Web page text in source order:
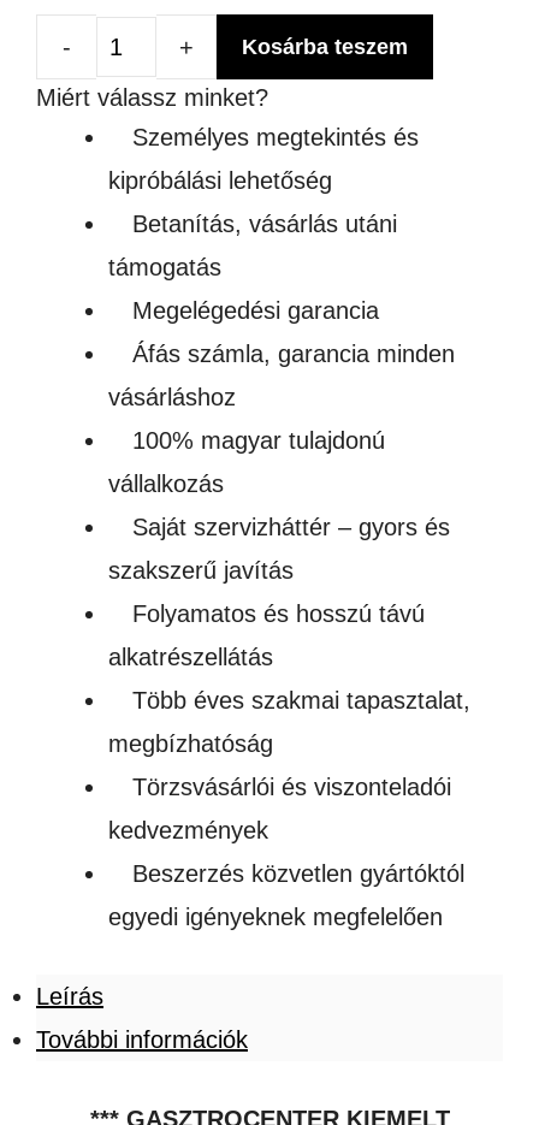
Csontfűrész
-
szabvány
1650
mm
mennyiség
Kosárba teszem
Miért válassz minket?
Személyes megtekintés és
kipróbálási lehetőség
Betanítás, vásárlás utáni
támogatás
Megelégedési garancia
Áfás számla, garancia minden
vásárláshoz
100% magyar tulajdonú
vállalkozás
Saját szervizháttér – gyors és
szakszerű javítás
Folyamatos és hosszú távú
alkatrészellátás
Több éves szakmai tapasztalat,
megbízhatóság
Törzsvásárlói és viszonteladói
kedvezmények
Beszerzés közvetlen gyártóktól
egyedi igényeknek megfelelően
Leírás
További információk
*** GASZTROCENTER KIEMELT